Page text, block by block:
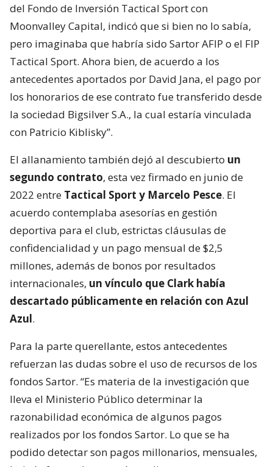
del Fondo de Inversión Tactical Sport con
Moonvalley Capital, indicó que si bien no lo sabía,
pero imaginaba que habría sido Sartor AFIP o el FIP
Tactical Sport. Ahora bien, de acuerdo a los
antecedentes aportados por David Jana, el pago por
los honorarios de ese contrato fue transferido desde
la sociedad Bigsilver S.A., la cual estaría vinculada
con Patricio Kiblisky”.
El allanamiento también dejó al descubierto un
segundo contrato, esta vez firmado en junio de
2022 entre Tactical Sport y Marcelo Pesce. El
acuerdo contemplaba asesorías en gestión
deportiva para el club, estrictas cláusulas de
confidencialidad y un pago mensual de $2,5
millones, además de bonos por resultados
internacionales, un vínculo que Clark había
descartado públicamente en relación con Azul
Azul.
Para la parte querellante, estos antecedentes
refuerzan las dudas sobre el uso de recursos de los
fondos Sartor. “Es materia de la investigación que
lleva el Ministerio Público determinar la
razonabilidad económica de algunos pagos
realizados por los fondos Sartor. Lo que se ha
podido detectar son pagos millonarios, mensuales,